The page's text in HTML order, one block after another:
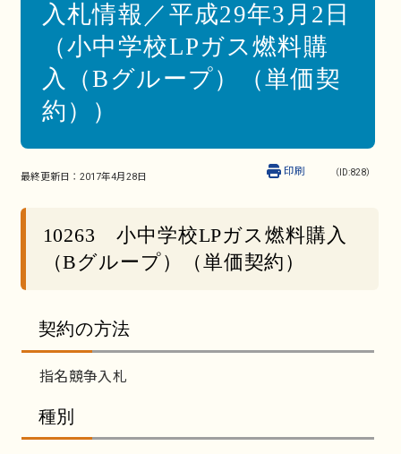
入札情報／平成29年3月2日
（小中学校LPガス燃料購
入（Bグループ）（単価契
約））
最終更新日： 2017年4月28日 （ID:828）
印刷
10263 小中学校LPガス燃料購入
（Bグループ）（単価契約）
契約の方法
指名競争入札
種別